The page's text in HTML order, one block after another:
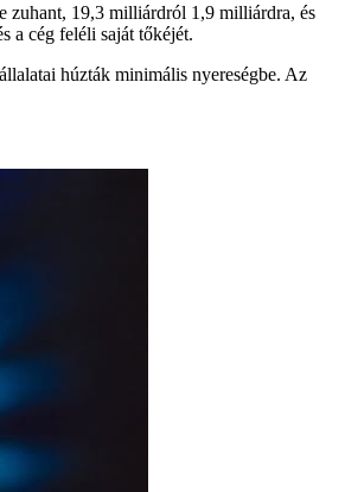
zuhant, 19,3 milliárdról 1,9 milliárdra, és
a cég feléli saját tőkéjét.
húzták minimális nyereségbe. Az